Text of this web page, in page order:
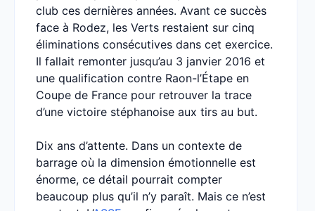
club ces dernières années. Avant ce succès
face à Rodez, les Verts restaient sur cinq
éliminations consécutives dans cet exercice.
Il fallait remonter jusqu’au 3 janvier 2016 et
une qualification contre Raon-l’Étape en
Coupe de France pour retrouver la trace
d’une victoire stéphanoise aux tirs au but.
Dix ans d’attente. Dans un contexte de
barrage où la dimension émotionnelle est
énorme, ce détail pourrait compter
beaucoup plus qu’il n’y paraît. Mais ce n’est